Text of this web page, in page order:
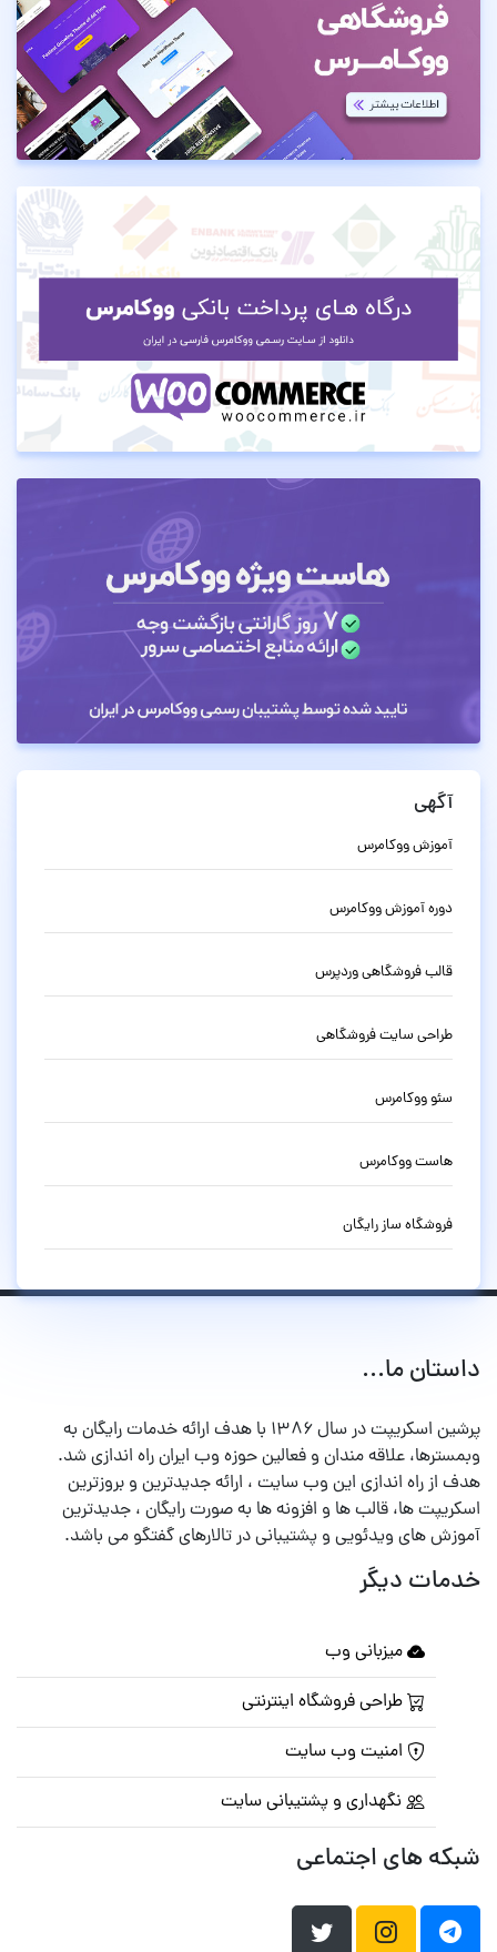
آگهی
آموزش ووکامرس
دوره آموزش ووکامرس
قالب فروشگاهی وردپرس
طراحی سایت فروشگاهی
سئو ووکامرس
هاست ووکامرس
فروشگاه ساز رایگان
داستان ما...
پرشین اسکریپت در سال ۱۳۸۶ با هدف ارائه خدمات رایگان به
وبمسترها، علاقه مندان و فعالین حوزه وب ایران راه اندازی شد.
هدف از راه اندازی این وب سایت ، ارائه جدیدترین و بروزترین
اسکریپت ها، قالب ها و افزونه ها به صورت رایگان ، جدیدترین
آموزش های ویدئویی و پشتیبانی در تالارهای گفتگو می باشد.
خدمات دیگر
میزبانی وب
طراحی فروشگاه اینترنتی
امنیت وب سایت
نگهداری و پشتیبانی سایت
شبکه های اجتماعی